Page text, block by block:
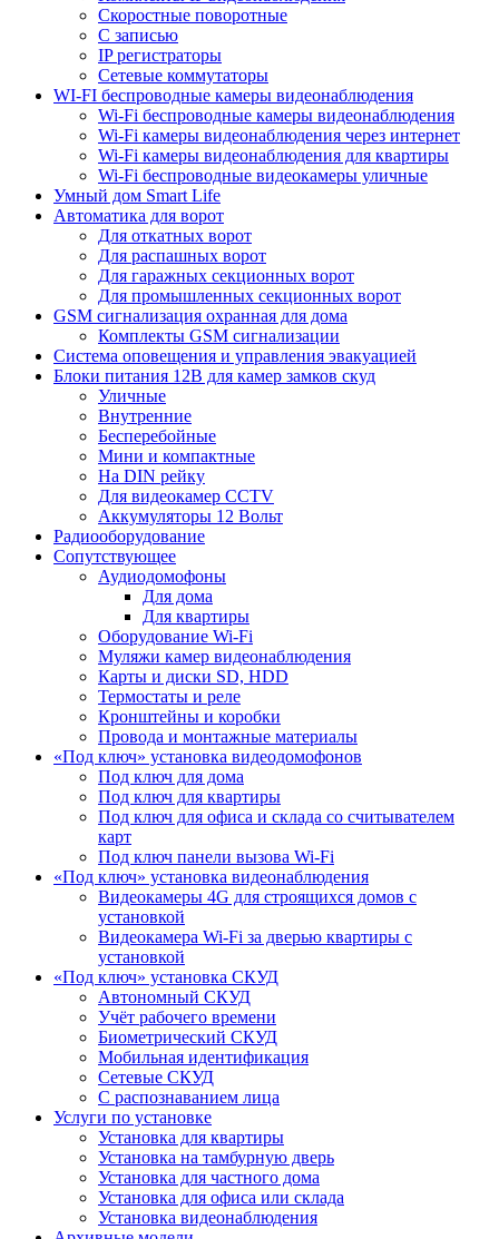
Скоростные поворотные
С записью
IP регистраторы
Сетевые коммутаторы
WI-FI беспроводные камеры видеонаблюдения
Wi-Fi беспроводные камеры видеонаблюдения
Wi-Fi камеры видеонаблюдения через интернет
Wi-Fi камеры видеонаблюдения для квартиры
Wi-Fi беспроводные видеокамеры уличные
Умный дом Smart Life
Автоматика для ворот
Для откатных ворот
Для распашных ворот
Для гаражных секционных ворот
Для промышленных секционных ворот
GSM сигнализация охранная для дома
Комплекты GSM сигнализации
Cистема оповещения и управления эвакуацией
Блоки питания 12В для камер замков скуд
Уличные
Внутренние
Бесперебойные
Мини и компактные
На DIN рейку
Для видеокамер CCTV
Аккумуляторы 12 Вольт
Радиооборудование
Сопутствующее
Аудиодомофоны
Для дома
Для квартиры
Оборудование Wi-Fi
Муляжи камер видеонаблюдения
Карты и диски SD, HDD
Термостаты и реле
Кронштейны и коробки
Провода и монтажные материалы
«Под ключ» установка видеодомофонов
Под ключ для дома
Под ключ для квартиры
Под ключ для офиса и склада со считывателем
карт
Под ключ панели вызова Wi-Fi
«Под ключ» установка видеонаблюдения
Видеокамеры 4G для строящихся домов с
установкой
Видеокамера Wi-Fi за дверью квартиры с
установкой
«Под ключ» установка СКУД
Автономный СКУД
Учёт рабочего времени
Биометрический СКУД
Мобильная идентификация
Сетевые СКУД
С распознаванием лица
Услуги по установке
Установка для квартиры
Установка на тамбурную дверь
Установка для частного дома
Установка для офиса или склада
Установка видеонаблюдения